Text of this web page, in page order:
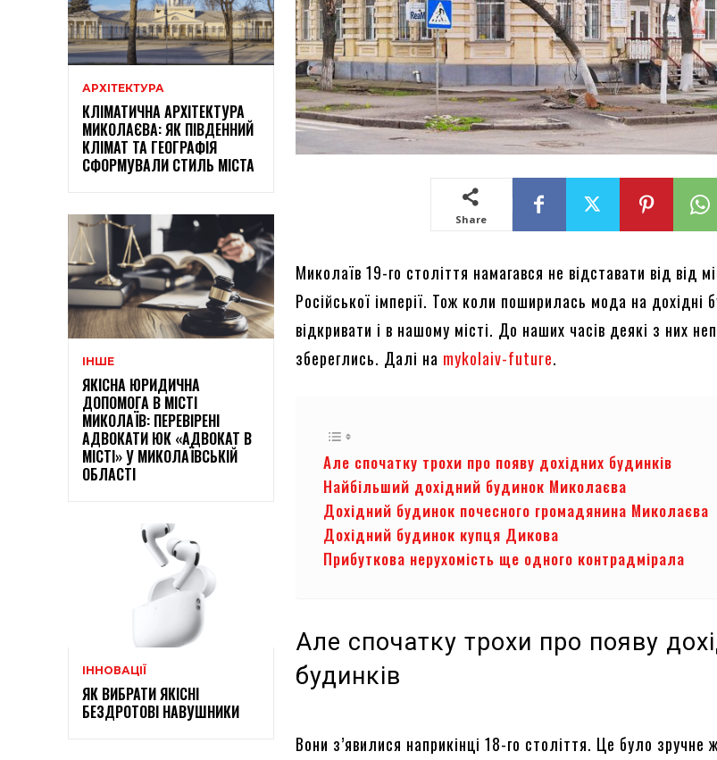
АРХІТЕКТУРА
КЛІМАТИЧНА АРХІТЕКТУРА
МИКОЛАЄВА: ЯК ПІВДЕННИЙ
КЛІМАТ ТА ГЕОГРАФІЯ
СФОРМУВАЛИ СТИЛЬ МІСТА
ІНШЕ
ЯКІСНА ЮРИДИЧНА
ДОПОМОГА В МІСТІ
МИКОЛАЇВ: ПЕРЕВІРЕНІ
АДВОКАТИ ЮК «АДВОКАТ В
МІСТІ» У МИКОЛАЇВСЬКІЙ
ОБЛАСТІ
ІННОВАЦІЇ
ЯК ВИБРАТИ ЯКІСНІ
БЕЗДРОТОВІ НАВУШНИКИ
Share
Миколаїв 19-го століття намагався не відставати від від
Російської імперії. Тож коли поширилась мода на дохідні
відкривати і в нашому місті. До наших часів деякі з них
збереглись. Далі на mykolaiv-future.
Але спочатку трохи про появу дохідних будинків
Найбільший дохідний будинок Миколаєва
Дохідний будинок почесного громадянина Миколаєва
Дохідний будинок купця Дикова
Прибуткова нерухомість ще одного контрадмірала
Але спочатку трохи про появу
будинків
Вони з’явилися наприкінці 18-го століття. Це було зручне